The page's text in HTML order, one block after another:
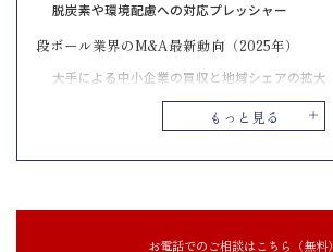
もっと見る
脱炭素や環境配慮への対応プレッシャー
段ボール業界のM&A最新動向（2025年）
大手による中小企業の買収と地域シェアの拡大
後継者不足を背景とした事業承継型M&Aの増加
お電話でのご相談はこちら（無料）